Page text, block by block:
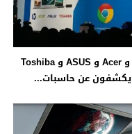
HP و Acer و ASUS و Toshiba
يكشفون عن حاسبات...